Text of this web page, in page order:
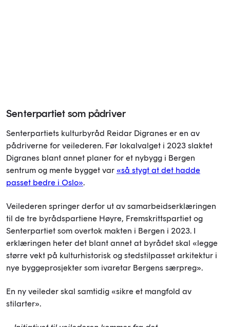
Senterpartiet som pådriver
Senterpartiets kulturbyråd Reidar Digranes er en av
pådriverne for veilederen. Før lokalvalget i 2023 slaktet
Digranes blant annet planer for et nybygg i Bergen
sentrum og mente bygget var «så stygt at det hadde
passet bedre i Oslo».
Veilederen springer derfor ut av samarbeidserklæringen
til de tre byrådspartiene Høyre, Fremskrittspartiet og
Senterpartiet som overtok makten i Bergen i 2023. I
erklæringen heter det blant annet at byrådet skal «legge
større vekt på kulturhistorisk og stedstilpasset arkitektur i
nye byggeprosjekter som ivaretar Bergens særpreg».
En ny veileder skal samtidig «sikre et mangfold av
stilarter».